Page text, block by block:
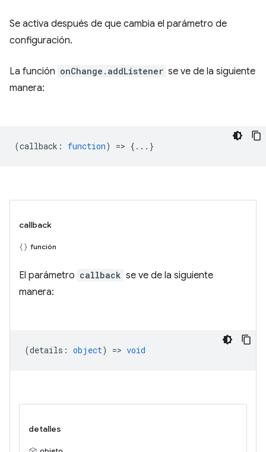
Se activa después de que cambia el parámetro de
configuración.
La función onChange.addListener se ve de la siguiente
manera:
(callback : function) => {...}
callback
función
El parámetro callback se ve de la siguiente
manera:
(details : object) => void
detalles